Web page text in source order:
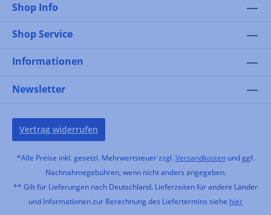
Shop Info
Shop Service
Informationen
Newsletter
Vertrag widerrufen
*Alle Preise inkl. gesetzl. Mehrwertsteuer zzgl. Versandkostenund ggf.
Nachnahmegebühren, wenn nicht anders angegeben.
** Gilt für Lieferungen nach Deutschland. Lieferzeiten für andere Länder
und Informationen zur Berechnung des Liefertermins siehe hier